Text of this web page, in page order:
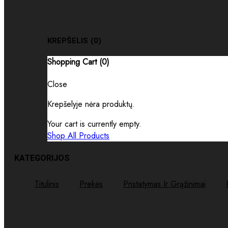
KREPŠELIS (0)
Shopping Cart (0)
Close
Krepšelyje nėra produktų.
Your cart is currently empty.
Shop All Products
KATEGORIJOS
Titulinis Prekės Pristatymas Ir Grąžinimai